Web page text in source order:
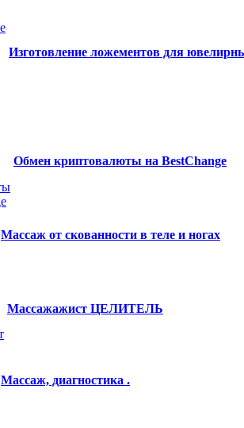
Изготовление ложементов для
Обмен криптовалюты на BestChange
Массаж от скованности в теле и ногах
Массажажист ЦЕЛИТЕЛЬ
Массаж, диагностика .